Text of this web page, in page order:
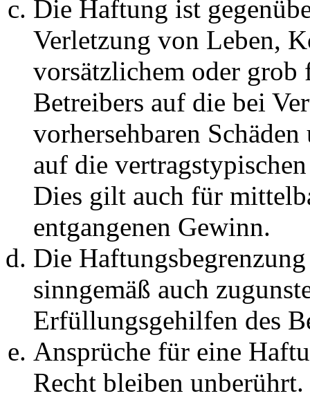
Die Haftung ist
Verletzung von Leben,
vorsätzlichem oder grob
Betreibers auf die bei
vorhersehbaren
auf die
Dies gilt auch für
entgangenen Gewinn.
Die
sinngemäß auch
Erfüllungsgehilfen des
Ansprüche für eine
Recht bleiben unberührt.